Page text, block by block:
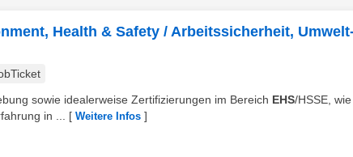
Health & Safety / Arbeitssicherheit,
sowie idealerweise Zertifizierungen im Bereich EHS/HSSE,
in ...
[ Weitere Infos ]